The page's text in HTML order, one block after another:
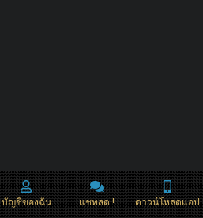
บัญชีของฉัน แชทสด ! ดาวน์โหลดแอป